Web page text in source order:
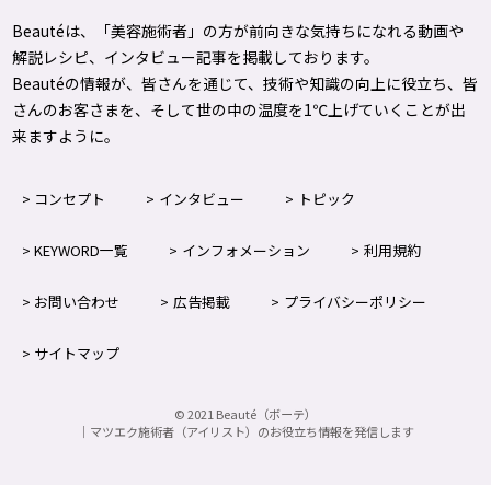
Beautéは、「美容施術者」の方が前向きな気持ちになれる動画や
解説レシピ、インタビュー記事を掲載しております。
Beautéの情報が、皆さんを通じて、技術や知識の向上に役立ち、皆
さんのお客さまを、そして世の中の温度を1℃上げていくことが出
来ますように。
コンセプト インタビュー トピック
KEYWORD一覧 インフォメーション 利用規約
お問い合わせ 広告掲載 プライバシーポリシー
サイトマップ
©2021 Beauté（ボーテ）
｜マツエク施術者（アイリスト）のお役立ち情報を発信します